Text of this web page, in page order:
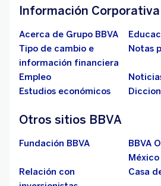
Información Corporativa
Acerca de Grupo BBVA
Tipo de cambio e
información financiera
Notas
Empleo
Estudios económicos
Otros sitios BBVA
Fundación BBVA
BBVA
México
Relación con
Casa